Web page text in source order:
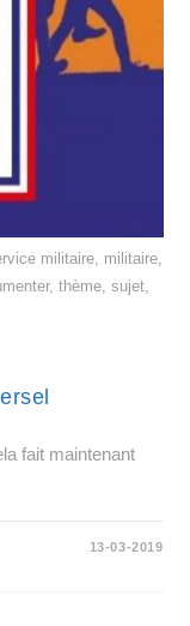
militaire, militaire,
thème, sujet,
fait maintenant
13-03-2019